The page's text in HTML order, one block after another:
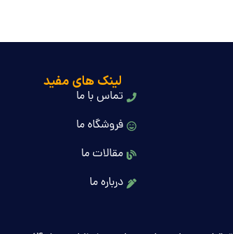
لینک های مفید
تماس با ما
فروشگاه ما
مقالات ما
درباره ما